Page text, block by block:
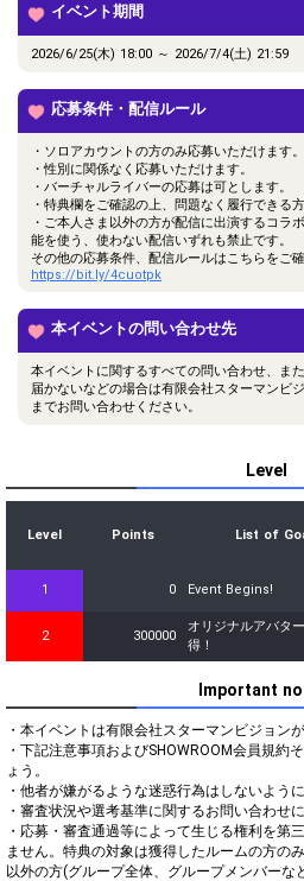
イベント期間
2026/6/25(木) 18:00 ～ 2026/7/4(土) 21:59
応募条件・配信ルール
・ソロアカウントの方のみ応募いただけます。
・性別に関係なく応募いただけます。
・バーチャルライバーの応募は可とします。
・特典欄をご確認の上、問題なく履行できる
・ご本人さま以外の方が配信に出演するコラ
能を使う、使わない配信いずれも禁止です。
その他の応募条件、配信ルールはこちらをご確
https://bit.ly/4cuotpk
本イベントの問い合わせ先
本イベントに関するすべての問い合わせ、ま
届かないなどの場合は有限会社スターマンビ
までお問い合わせください。
Level
Level Points List of
1 0 Event Begins!
2 300000
オリジナルアバタ
得！
Important
・本イベントは有限会社スターマンビジョン
・下記注意事項およびSHOWROOM会員規約
ょう。
・他者が嫌がるような迷惑行為はしないよう
・審査状況や選考基準に関するお問い合わせ
・応募・審査通過等によって生じる権利を第
ません。特典の対象は獲得したルームの方の
以外の方(グループ全体、グループメンバーな